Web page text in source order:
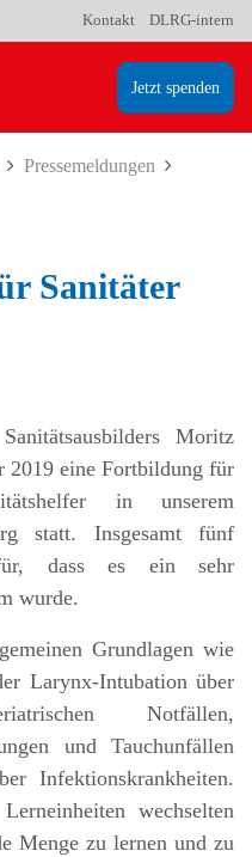
Kontakt DLRG-intern
Jetzt spenden
Pressemeldungen
Sanitäter
Moritz
2019 eine Fortbildung für
in unserem
statt. Insgesamt fünf
dass es ein sehr
wurde.
Grundlagen wie
Larynx-Intubation über
Notfällen,
und Tauchunfällen
Infektionskrankheiten.
wechselten
Menge zu lernen und zu